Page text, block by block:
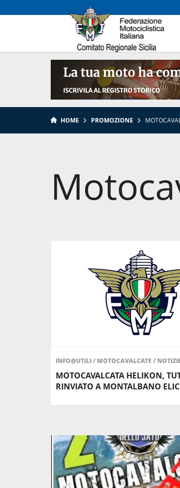
HOME PROMOZIONE
INFO@UTILI/ MOTOCAVALCATE /
MOTOCAVALCATA HELIKON,
RINVIATO A MONTALBANO